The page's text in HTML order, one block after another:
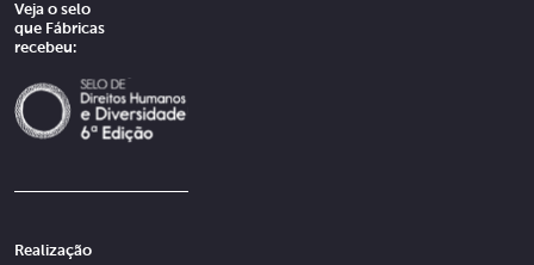
Veja o selo
que Fábricas
recebeu:
Realização